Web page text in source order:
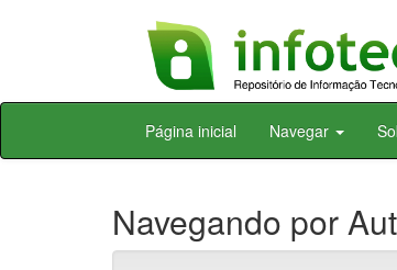
Skip
Página inicial Navegar
Navegando por